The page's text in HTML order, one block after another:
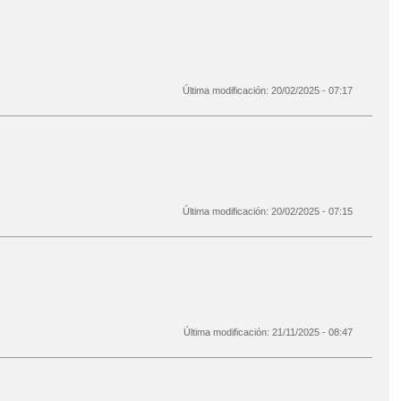
Última modificación:20/02/2025 - 07:17
Última modificación:20/02/2025 - 07:15
Última modificación:21/11/2025 - 08:47